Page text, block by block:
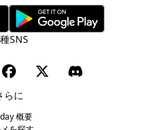
SNS
らに
概要